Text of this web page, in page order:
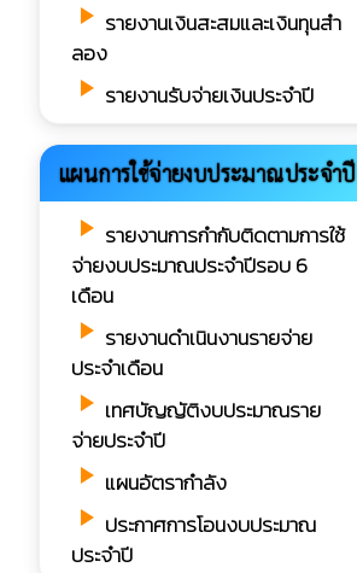
play_arrow รายงานเงินสะสมและเงินทุนสำ
ลอง
play_arrow รายงานรับจ่ายเงินประจำปี
แผนการใช้จ่ายงบประมาณประจำปี
play_arrow รายงานการกํากับติดตามการใช้
จ่ายงบประมาณประจำปีรอบ 6
เดือน
play_arrow รายงานดำเนินงานรายจ่าย
ประจำเดือน
play_arrow เทศบัญญัติงบประมาณราย
จ่ายประจำปี
play_arrow แผนอัตรากำลัง
play_arrow ประกาศการโอนงบประมาณ
ประจำปี